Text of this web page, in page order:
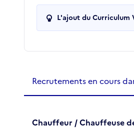
L'ajout du
Recrutements de
Recrutements en cours
Chauffeur / Chauffeuse